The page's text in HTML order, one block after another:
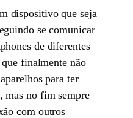
dispositivo que seja
se comunicar
de diferentes
finalmente não
para ter
mas no fim sempre
com outros